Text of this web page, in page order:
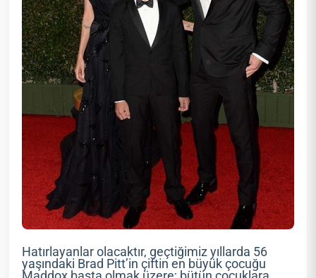
Hatırlayanlar olacaktır, geçtiğimiz yıllarda 56
yaşındaki Brad Pitt’in çiftin en büyük çocuğu